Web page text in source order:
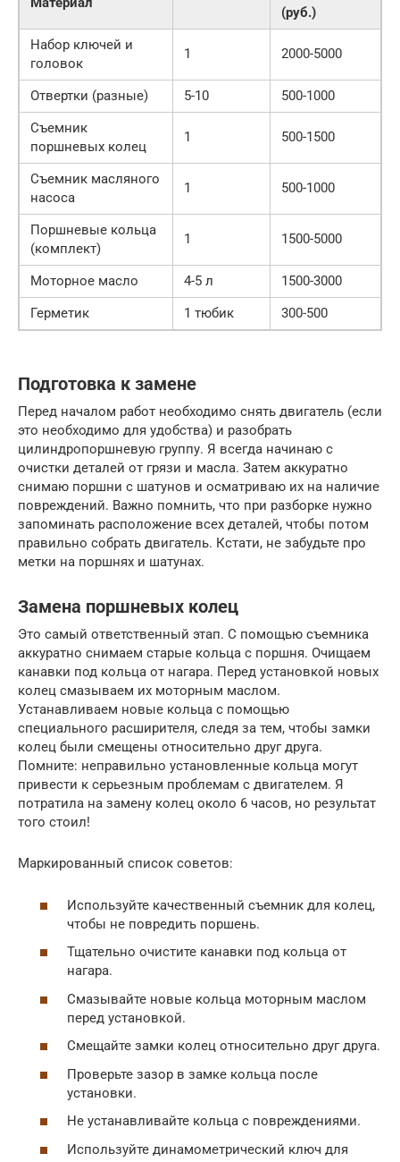
(руб.)
Набор ключей и
головок
1 2000-5000
Отвертки (разные) 5-10
500-1000
Съемник
поршневых колец
1 500-1500
Съемник масляного
насоса
1 500-1000
Поршневые кольца
(комплект)
1 1500-5000
Моторное масло 4-5 л
1500-3000
Герметик
1 тюбик 300-500
Подготовка к замене
Перед началом работ необходимо снять двигатель (если
это необходимо для удобства) и разобрать
цилиндропоршневую группу. Я всегда начинаю с
очистки деталей от грязи и масла. Затем аккуратно
снимаю поршни с шатунов и осматриваю их на наличие
повреждений. Важно помнить, что при разборке нужно
запоминать расположение всех деталей, чтобы потом
правильно собрать двигатель. Кстати, не забудьте про
метки на поршнях и шатунах.
Замена поршневых колец
Это самый ответственный этап. С помощью съемника
аккуратно снимаем старые кольца с поршня. Очищаем
канавки под кольца от нагара. Перед установкой новых
колец смазываем их моторным маслом.
Устанавливаем новые кольца с помощью
специального расширителя, следя за тем, чтобы замки
колец были смещены относительно друг друга.
Помните: неправильно установленные кольца могут
привести к серьезным проблемам с двигателем. Я
потратила на замену колец около 6 часов, но результат
того стоил!
Маркированный список советов:
Используйте качественный съемник для колец,
чтобы не повредить поршень.
Тщательно очистите канавки под кольца от
нагара.
Смазывайте новые кольца моторным маслом
перед установкой.
Смещайте замки колец относительно друг друга.
Проверьте зазор в замке кольца после
установки.
Не устанавливайте кольца с повреждениями.
Используйте динамометрический ключ для